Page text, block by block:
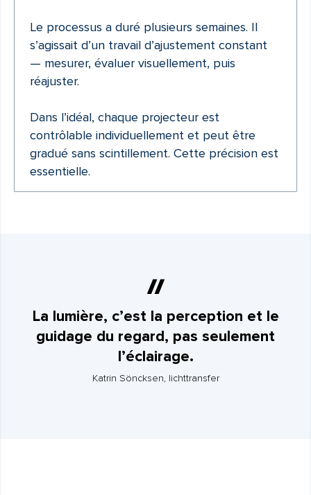
Le processus a duré plusieurs semaines. Il
s’agissait d’un travail d’ajustement constant
— mesurer, évaluer visuellement, puis
réajuster.
Dans l’idéal, chaque projecteur est
contrôlable individuellement et peut être
gradué sans scintillement. Cette précision est
essentielle.
La lumière, c’est la perception et le
guidage du regard, pas seulement
l’éclairage.
Katrin Söncksen, lichttransfer